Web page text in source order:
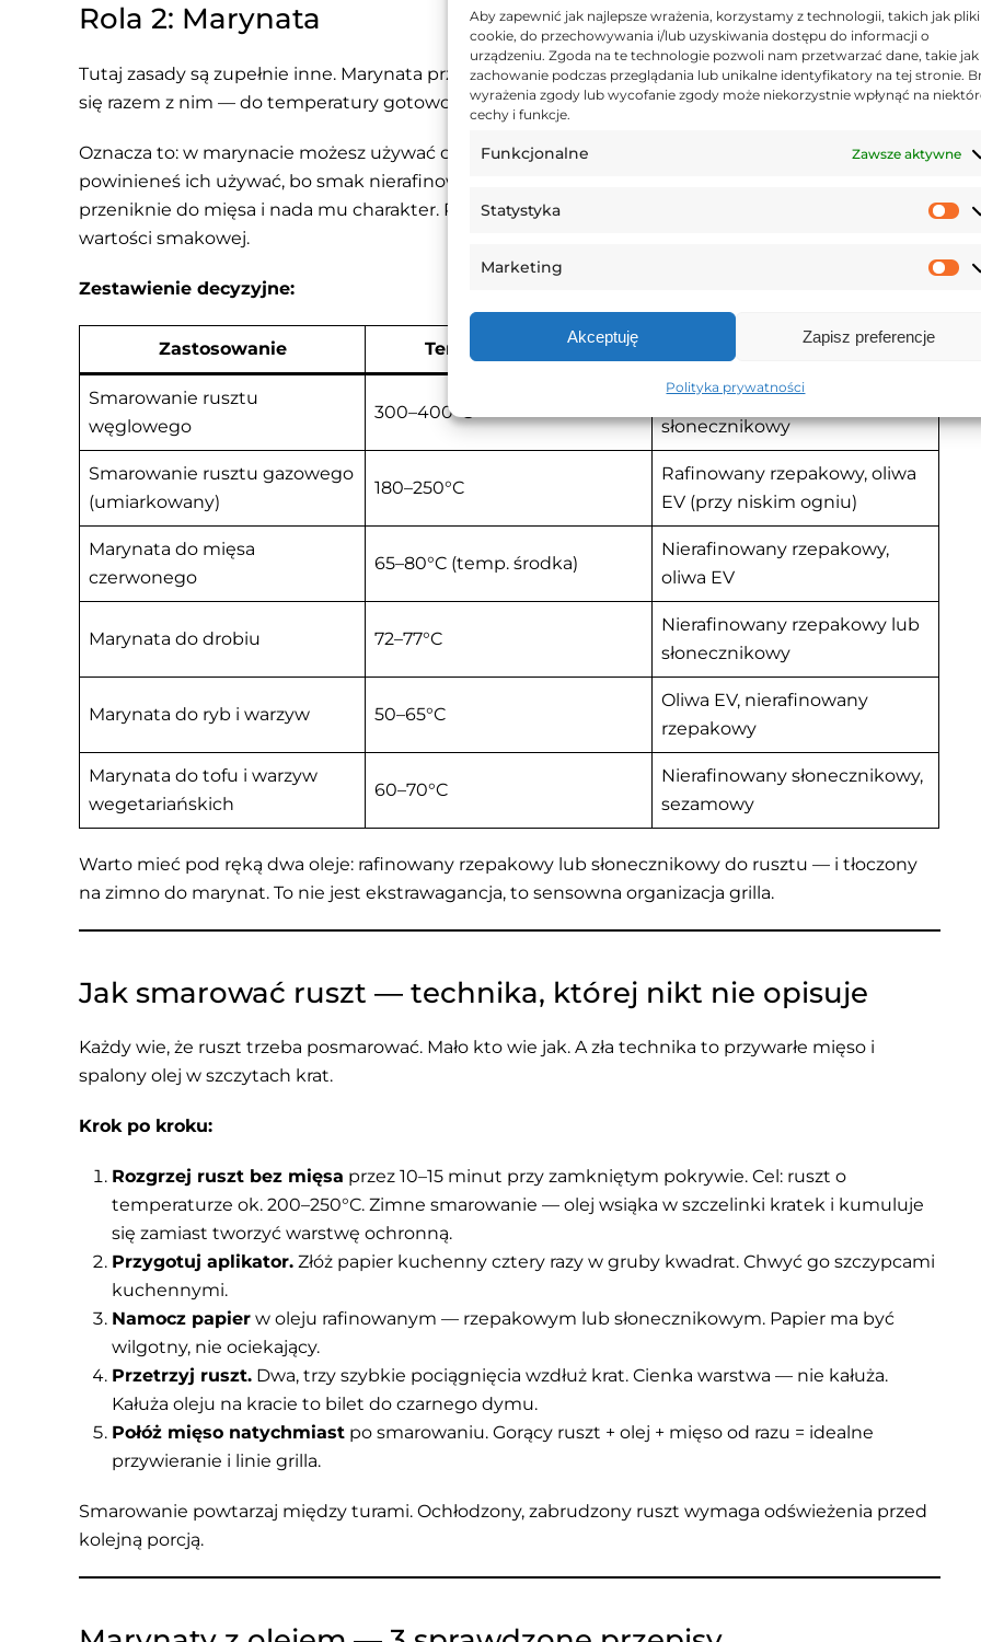
Aby zapewnić jak najlepsze wrażenia, korzystamy z technologii, takich jak pliki
cookie, do przechowywania i/lub uzyskiwania dostępu do informacji o
urządzeniu. Zgoda na te technologie pozwoli nam przetwarzać dane, takie jak
zachowanie podczas przeglądania lub unikalne identyfikatory na tej stronie.
wyrażenia zgody lub wycofanie zgody może niekorzystnie wpłynąć na
cechy i funkcje.
Funkcjonalne Zawsze aktywne
Statystyka
Marketing
Akceptuję Zapisz preferencje
Polityka prywatności
Rola 2: Marynata
Tutaj zasady są zupełnie inne. Marynata przenika do wnętrza mięsa i podczas grillowania nagrzewa
się razem z nim — do temperatury gotowości mięsa, czyli 65–85°C. Nie do temperatury rusztu.
Oznacza to: w marynacie możesz używać olejów tłoczonych na zimno bez ograniczeń. Ba —
powinieneś ich używać, bo smak nierafinowanego oleju rzepakowego, słonecznikowego czy oliwy
przeniknie do mięsa i nada mu charakter. Rafinowany olej w marynacie jest stratą — neutralny, bez
wartości smakowej.
Zestawienie decyzyjne:
Zastosowanie Temperatura oleju Zalecany olej
Smarowanie rusztu
węglowego
300–400°C
Rafinowany rzepakowy lub
słonecznikowy
Smarowanie rusztu gazowego
(umiarkowany)
180–250°C
Rafinowany rzepakowy, oliwa
EV (przy niskim ogniu)
Marynata do mięsa
czerwonego
65–80°C (temp. środka)
Nierafinowany rzepakowy,
oliwa EV
Marynata do drobiu 72–77°C
Nierafinowany rzepakowy lub
słonecznikowy
Marynata do ryb i warzyw 50–65°C
Oliwa EV, nierafinowany
rzepakowy
Marynata do tofu i warzyw
wegetariańskich
60–70°C
Nierafinowany słonecznikowy,
sezamowy
Warto mieć pod ręką dwa oleje: rafinowany rzepakowy lub słonecznikowy do rusztu — i tłoczony
na zimno do marynat. To nie jest ekstrawagancja, to sensowna organizacja grilla.
Jak smarować ruszt — technika, której nikt nie opisuje
Każdy wie, że ruszt trzeba posmarować. Mało kto wie jak. A zła technika to przywarłe mięso i
spalony olej w szczytach krat.
Krok po kroku:
Rozgrzej ruszt bez mięsa przez 10–15 minut przy zamkniętym pokrywie. Cel: ruszt o
temperaturze ok. 200–250°C. Zimne smarowanie — olej wsiąka w szczelinki kratek i kumuluje
się zamiast tworzyć warstwę ochronną.
Przygotuj aplikator. Złóż papier kuchenny cztery razy w gruby kwadrat. Chwyć go szczypcami
kuchennymi.
Namocz papier w oleju rafinowanym — rzepakowym lub słonecznikowym. Papier ma być
wilgotny, nie ociekający.
Przetrzyj ruszt. Dwa, trzy szybkie pociągnięcia wzdłuż krat. Cienka warstwa — nie kałuża.
Kałuża oleju na kracie to bilet do czarnego dymu.
Połóż mięso natychmiast po smarowaniu. Gorący ruszt + olej + mięso od razu = idealne
przywieranie i linie grilla.
Smarowanie powtarzaj między turami. Ochłodzony, zabrudzony ruszt wymaga odświeżenia przed
kolejną porcją.